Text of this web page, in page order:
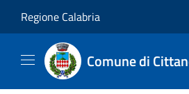
Regione Calabria
Comune di